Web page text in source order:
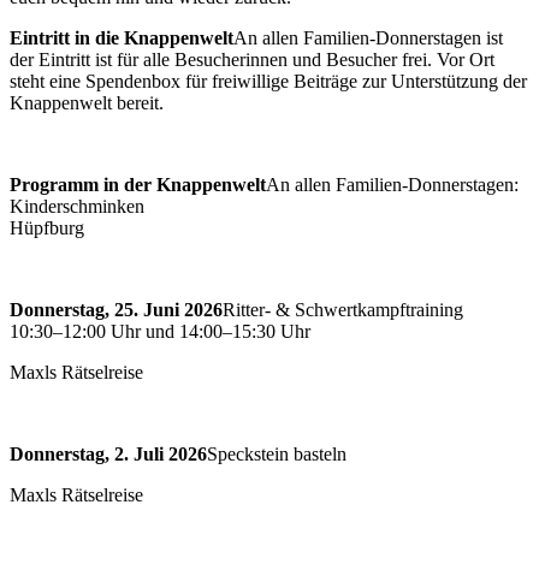
Eintritt in die KnappenweltAn allen Familien-Donnerstagen ist
der Eintritt ist für alle Besucherinnen und Besucher frei. Vor Ort
steht eine Spendenbox für freiwillige Beiträge zur Unterstützung der
Knappenwelt bereit.
Programm in der KnappenweltAn allen Familien-Donnerstagen:
Kinderschminken
Hüpfburg
Donnerstag, 25. Juni 2026Ritter- & Schwertkampftraining
10:30–12:00 Uhr und 14:00–15:30 Uhr
Maxls Rätselreise
Donnerstag, 2. Juli 2026Speckstein basteln
Maxls Rätselreise